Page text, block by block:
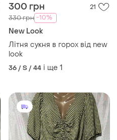
300 грн 21
330 грн -10%
New Look
Літня сукня в горох від new
look
36 / S / 44 і ще 1